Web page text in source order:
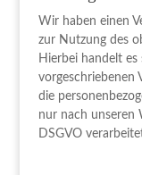
Wir haben einen
zur Nutzung des
Hierbei handelt
vorgeschriebenen
die
nur nach unseren
DSGVO